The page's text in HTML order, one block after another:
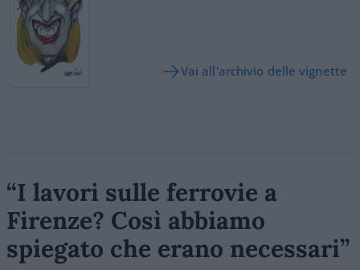
Vai all'archivio delle vignette
“I lavori sulle ferrovie a
Firenze? Così abbiamo
spiegato che erano necessari”